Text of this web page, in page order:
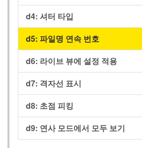
d4: 셔터 타입
d5: 파일명 연속 번호
d6: 라이브 뷰에 설정 적용
d7: 격자선 표시
d8: 초점 피킹
d9: 연사 모드에서 모두 보기